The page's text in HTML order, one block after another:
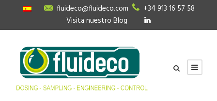
fluideco@fluideco.com
+34 913 16 57 58
Visita nuestro Blog